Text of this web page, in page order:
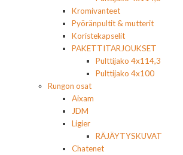
Kromivanteet
Pyöränpultit & mutterit
Koristekapselit
PAKETTITARJOUKSET
Pulttijako 4x114,3
Pulttijako 4x100
Rungon osat
Aixam
JDM
Ligier
RÄJÄYTYSKUVAT
Chatenet